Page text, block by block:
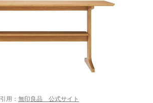
引用： 無印良品 公式サイト